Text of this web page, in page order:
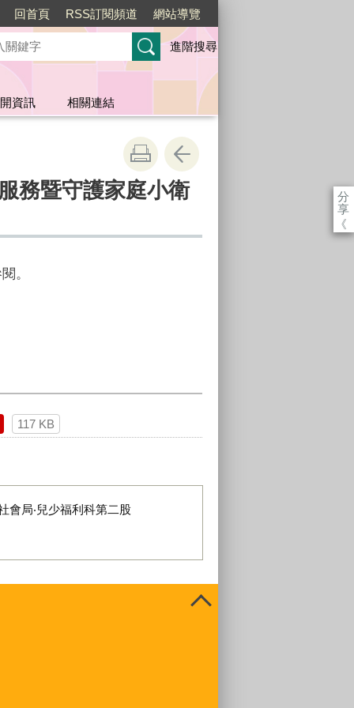
回首頁 RSS訂閱頻道 網站導覽
進階搜尋
資訊 相關連結
分
享
《
務暨守護家庭小衛
。
117 KB
會局‧兒少福利科第二股